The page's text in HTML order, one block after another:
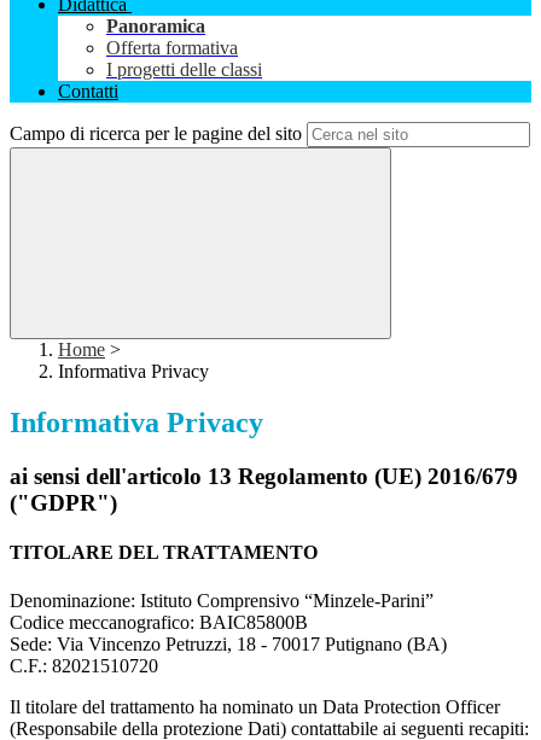
Didattica
Panoramica
Offerta formativa
I progetti delle classi
Contatti
Campo di ricerca per le pagine del sito
Home >
Informativa Privacy
Informativa Privacy
ai sensi dell'articolo 13 Regolamento (UE) 2016/679
("GDPR")
TITOLARE DEL TRATTAMENTO
Denominazione: Istituto Comprensivo “Minzele-Parini”
Codice meccanografico: BAIC85800B
Sede: Via Vincenzo Petruzzi, 18 - 70017 Putignano (BA)
C.F.: 82021510720
Il titolare del trattamento ha nominato un Data Protection Officer
(Responsabile della protezione Dati) contattabile ai seguenti recapiti: